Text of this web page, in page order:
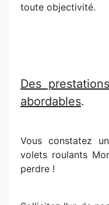
toute objectivité.
Des
abordables.
Vous constatez
volets roulants
perdre !